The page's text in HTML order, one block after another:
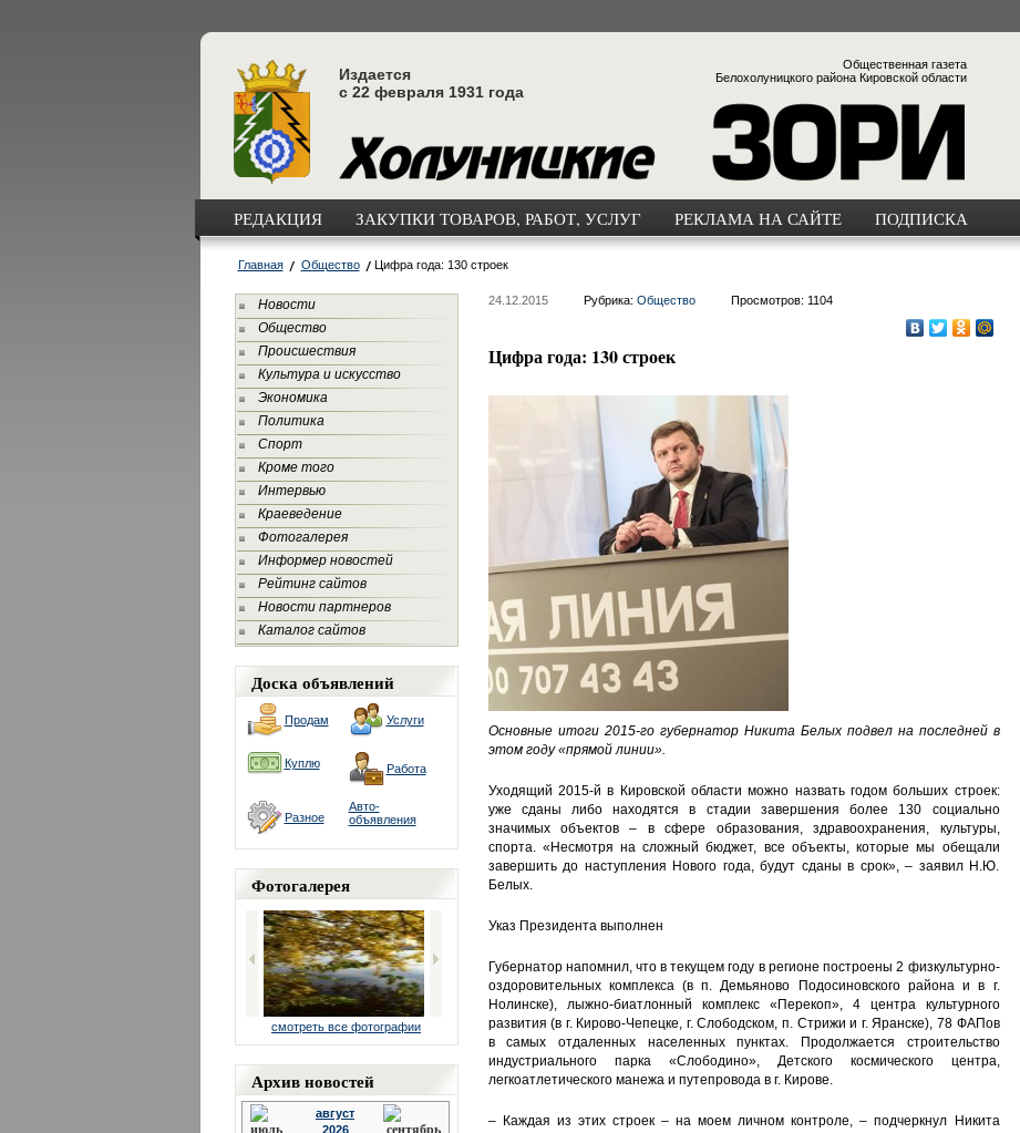
Издается
с 22 февраля 1931 года
Общественная газета
Белохолуницкого района Кировской области
РЕДАКЦИЯ ЗАКУПКИ ТОВАРОВ, РАБОТ, УСЛУГ РЕКЛАМА НА САЙТЕ ПОДПИСКА
Главная Общество Цифра года: 130 строек
Новости
Общество
Происшествия
Культура и искусство
Экономика
Политика
Спорт
Кроме того
Интервью
Краеведение
Фотогалерея
Информер новостей
Рейтинг сайтов
Новости партнеров
Каталог сайтов
Доска объявлений
Продам Услуги
Куплю Работа
Разное
Авто-
объявления
Фотогалерея
смотреть все фотографии
Архив новостей
август
2026
24.12.2015 Рубрика: Общество Просмотров: 1104
Цифра года: 130 строек
Основные итоги 2015-го губернатор Никита Белых подвел на последней в
этом году «прямой линии».
Уходящий 2015-й в Кировской области можно назвать годом больших строек:
уже сданы либо находятся в стадии завершения более 130 социально
значимых объектов – в сфере образования, здравоохранения, культуры,
спорта. «Несмотря на сложный бюджет, все объекты, которые мы обещали
завершить до наступления Нового года, будут сданы в срок», – заявил Н.Ю.
Белых.
Указ Президента выполнен
Губернатор напомнил, что в текущем году в регионе построены 2 физкультурно-
оздоровительных комплекса (в п. Демьяново Подосиновского района и в г.
Нолинске), лыжно-биатлонный комплекс «Перекоп», 4 центра культурного
развития (в г. Кирово-Чепецке, г. Слободском, п. Стрижи и г. Яранске), 78 ФАПов
в самых отдаленных населенных пунктах. Продолжается строительство
индустриального парка «Слободино», Детского космического центра,
легкоатлетического манежа и путепровода в г. Кирове.
– Каждая из этих строек – на моем личном контроле, – подчеркнул Никита